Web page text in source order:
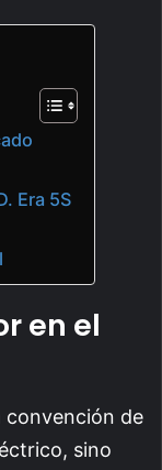
Era 5S
en el
convención de
sino